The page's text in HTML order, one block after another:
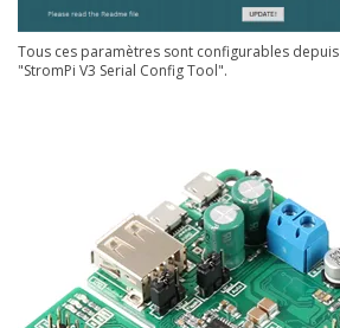
Tous ces paramètres sont configurables
"StromPi V3 Serial Config Tool".